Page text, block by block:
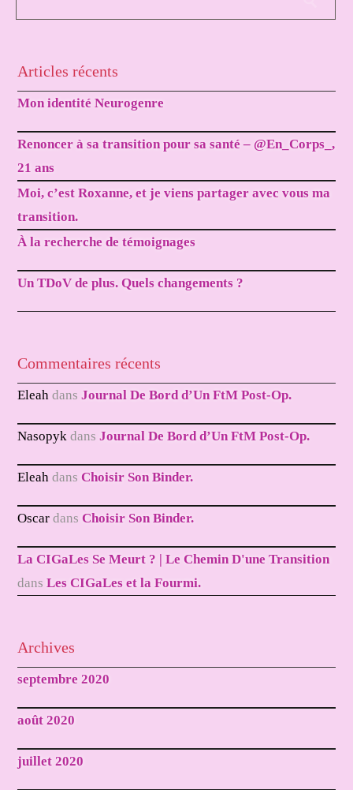
Articles récents
Mon identité Neurogenre
Renoncer à sa transition pour sa santé – @En_Corps_,
21 ans
Moi, c’est Roxanne, et je viens partager avec vous ma
transition.
À la recherche de témoignages
Un TDoV de plus. Quels changements ?
Commentaires récents
Eleah dansJournal De Bord d’Un FtM Post-Op.
Nasopyk dansJournal De Bord d’Un FtM Post-Op.
Eleah dansChoisir Son Binder.
Oscar dansChoisir Son Binder.
La CIGaLes Se Meurt ? | Le Chemin D'une Transition
dansLes CIGaLes et la Fourmi.
Archives
septembre 2020
août 2020
juillet 2020